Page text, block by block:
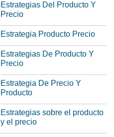
Estrategias Del Producto Y
Precio
Estrategia Producto Precio
Estrategias De Producto Y
Precio
Estrategia De Precio Y
Producto
Estrategias sobre el producto
y el precio